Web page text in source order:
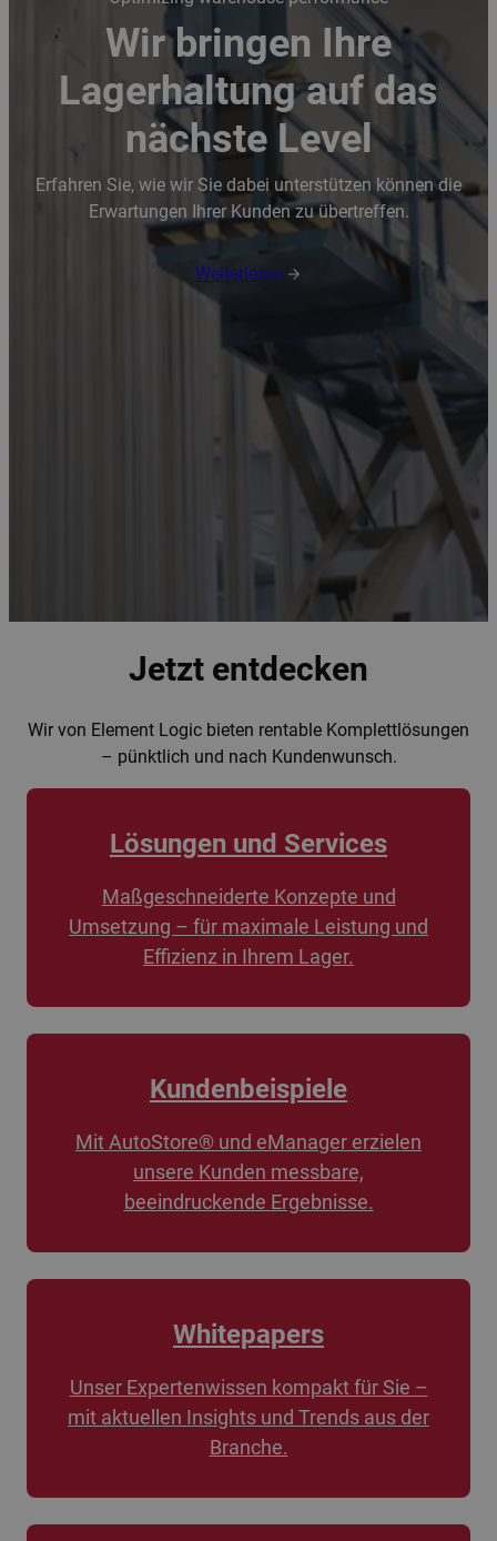
Wir bringen Ihre
Lagerhaltung auf das
nächste Level
Erfahren Sie, wie wir Sie dabei unterstützen können die
Erwartungen Ihrer Kunden zu übertreffen.
Weiterlesen
Jetzt entdecken
Wir von Element Logic bieten rentable Komplettlösungen
– pünktlich und nach Kundenwunsch.
Lösungen und Services
Maßgeschneiderte Konzepte und
Umsetzung – für maximale Leistung und
Effizienz in Ihrem Lager.
Kundenbeispiele
Mit AutoStore® und eManager erzielen
unsere Kunden messbare,
beeindruckende Ergebnisse.
Whitepapers
Unser Expertenwissen kompakt für Sie –
mit aktuellen Insights und Trends aus der
Branche.